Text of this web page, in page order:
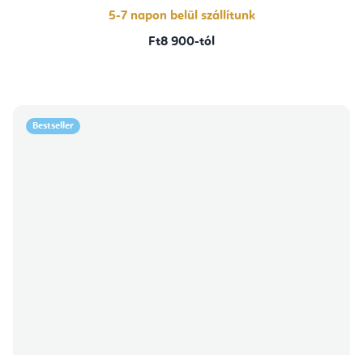
5-7 napon belül szállítunk
Ft8 900-tól
Bestseller